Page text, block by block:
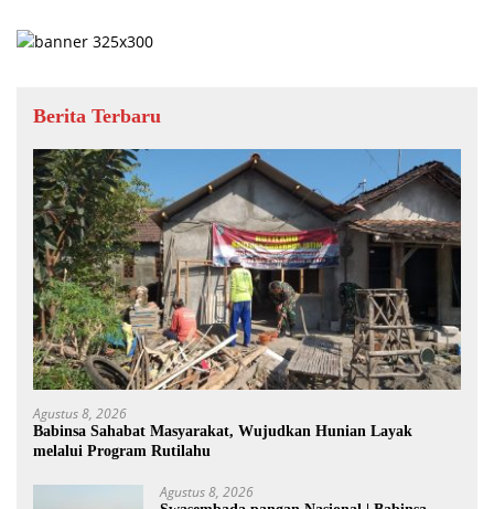
Berita Terbaru
Agustus 8, 2026
Babinsa Sahabat Masyarakat, Wujudkan Hunian Layak
melalui Program Rutilahu
Agustus 8, 2026